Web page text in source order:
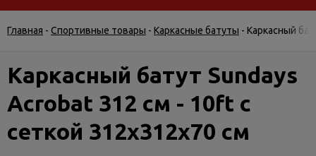
Гарантия
Услуги
сервис
Главная - Спортивные товары - Каркасные батуты - Каркасный
Каркасный батут Sundays
Acrobat 312 см - 10ft с
сеткой 312х312х70 см